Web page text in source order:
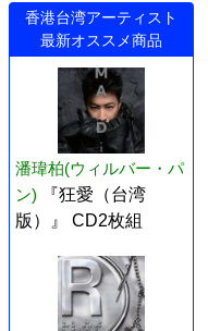
香港台湾アーティスト
最新オススメ商品
潘瑋柏(ウィルバー・パ
ン)
『狂愛（台湾
版）』 CD2枚組